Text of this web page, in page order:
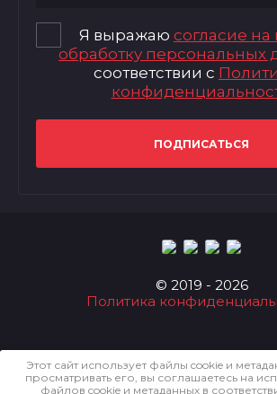
Я выражаю согласие на
обработку персональных
соответствии с
ПОДПИСАТЬСЯ
© 2019 - 2026
Политика
Этот сайт использует файлы cookie и
просматривать его, вы соглашаетесь на
файлов cookie и метаданных в